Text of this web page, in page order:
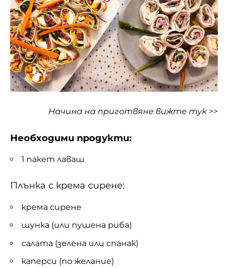
Начина на приготвяне вижте тук >>
Необходими продукти:
1 пакет лаваш
Плънка с крема сирене:
крема сирене
шунка (или пушена риба)
салата (зелена или спанак)
каперси (по желание)